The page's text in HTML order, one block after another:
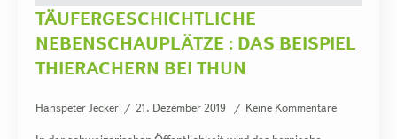
TÄUFERGESCHICHTLICHE
NEBENSCHAUPLÄTZE : DAS BEISPIEL
THIERACHERN BEI THUN
Hanspeter Jecker 21. Dezember 2019 Keine Kommentare